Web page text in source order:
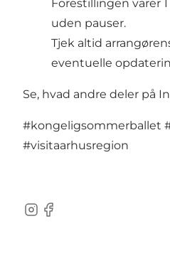
Forestillingen varer
uden pauser.
Tjek altid
eventuelle
Se, hvad andre deler på
#kongeligsommerballet
#visitaarhusregion
Instagram
Facebook